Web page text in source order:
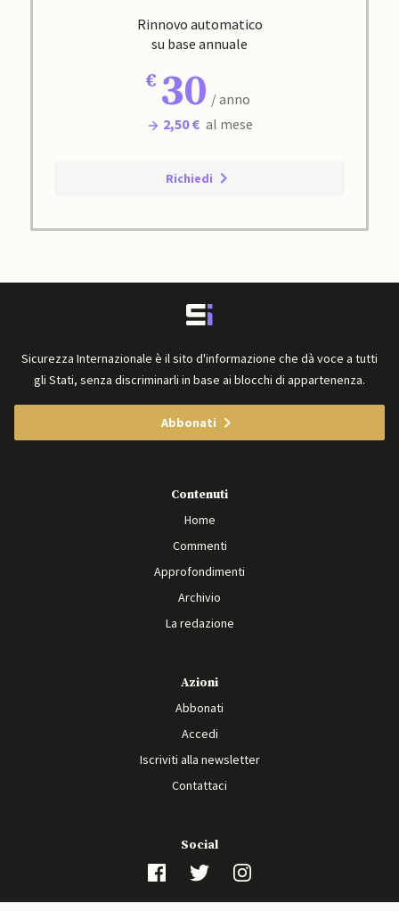
Rinnovo automatico
su base annuale
30 / anno
2,50 € al mese
Richiedi
Sicurezza Internazionale è il sito d'informazione che dà voce a tutti
gli Stati, senza discriminarli in base ai blocchi di appartenenza.
Abbonati
Contenuti
Home
Commenti
Approfondimenti
Archivio
La redazione
Azioni
Abbonati
Accedi
Iscriviti alla newsletter
Contattaci
Social